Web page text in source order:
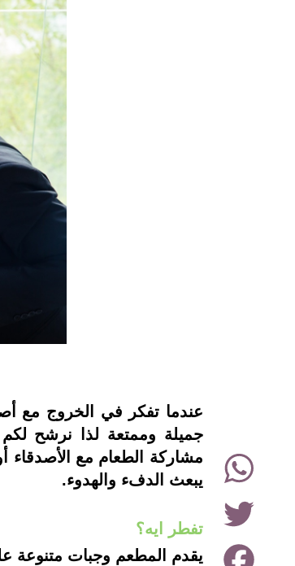
Facebook
Twitter
WhatsApp
instagramعندما تفكر في الخروج مع
مشاركة الطعام مع الأصدقاء
يبعث الدفء والهدوء.
تفطر ايه؟